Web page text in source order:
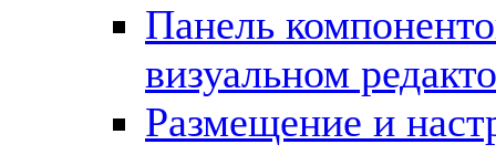
Панель
визуальном
Размещение и